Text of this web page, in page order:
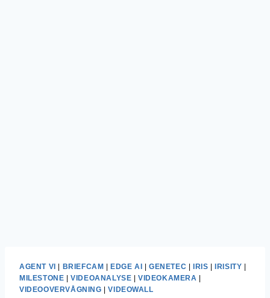
AGENT VI BRIEFCAM EDGE AI |GENETEC IRIS IRISITY
MILESTONE |VIDEOANALYSE |VIDEOKAMERA
VIDEOOVERVÅGNING |VIDEOWALL